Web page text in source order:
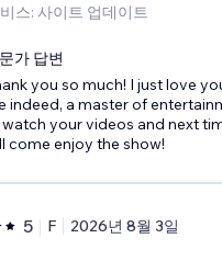
스: 사이트 업데이트
가 답변
you so much! I just love
indeed, a master of
your videos and next
come enjoy the show!
5 F 2026년 8월 3일